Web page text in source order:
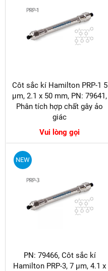
Côt sắc kí Hamilton PRP-1 5
µm, 2.1 x 50 mm, PN: 79641,
Phân tích hợp chất gây ảo
giác
Vui lòng gọi
NEW
PN: 79466, Côt sắc kí
Hamilton PRP-3, 7 µm, 4.1 x